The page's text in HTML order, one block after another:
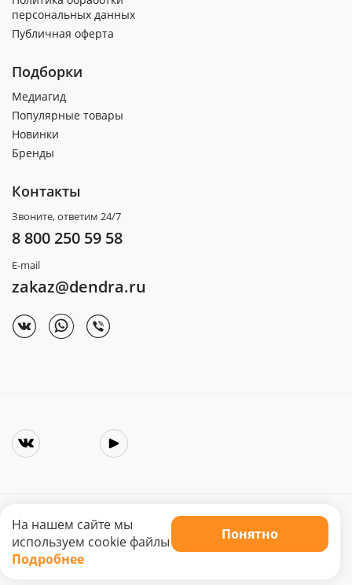
персональных данных
Публичная оферта
Подборки
Медиагид
Популярные товары
Новинки
Бренды
Контакты
Звоните, ответим 24/7
8 800 250 59 58
E-mail
zakaz@dendra.ru
Copyright © 2025. Интернет-магазин «Dendra»
Не является публичной офертой. Цена может меняться.
На нашем сайте мы
используем cookie файлы
Подробнее
Понятно